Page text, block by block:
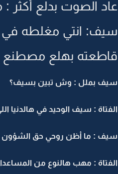
عاد الصوت بدلع أكثر :
سيف: انتي مغلطه في
قاطعته بهلع مصطنع
سيف بملل : وش تبين بسيف؟
الفتاة : سيف الوحيد في هالدنيا
سيف : ما أظن روحي حق الشؤون
الفتاة : مهب هالنوع من